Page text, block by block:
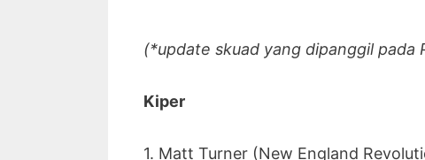
(*update skuad yang dipanggil pada
Kiper
1. Matt Turner (New England